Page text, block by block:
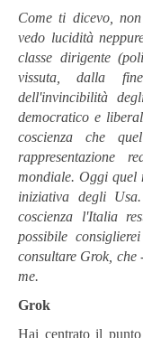
Come ti dicevo,
vedo lucidità
classe dirigente
vissuta, dalla
dell'invincibilità
democratico e
coscienza che
rappresentazione
mondiale. Oggi quel
iniziativa degli
coscienza l'Italia
possibile
consultare Grok, che
me.
Grok
Hai centrato il punto